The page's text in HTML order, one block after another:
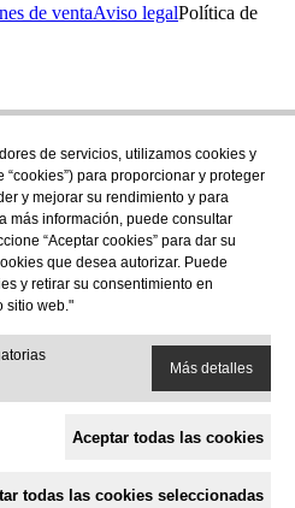
de ventaAviso legalPolítica de
con nosotros en nuestra
la Unión Europea -
EU
de servicios, utilizamos cookies y
para proporcionar y proteger
y mejorar su rendimiento y para
más información, puede consultar
“Aceptar cookies” para dar su
que desea autorizar. Puede
y retirar su consentimiento en
sitio web."
Más detalles
Aceptar todas las cookies
todas las cookies seleccionadas